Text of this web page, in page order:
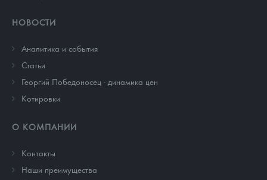
НОВОСТИ
Аналитика и события
Cтатьи
Георгий Победоносец - динамика цен
Котировки
О КОМПАНИИ
Контакты
Наши преимущества